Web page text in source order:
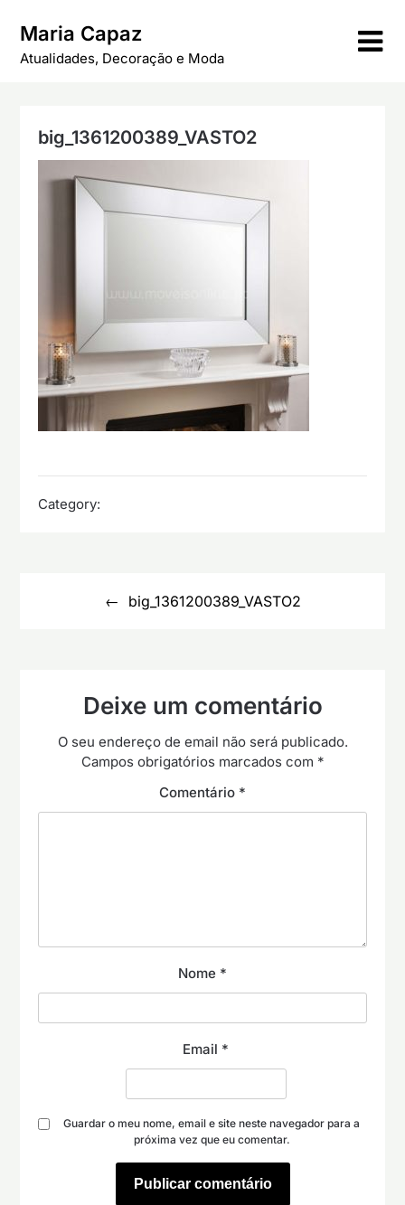
content
Maria Capaz
Atualidades, Decoração e Moda
big_1361200389_VASTO2
Category:
big_1361200389_VASTO2
Deixe um comentário
O seu endereço de email não será publicado.
Campos obrigatórios marcados com *
Comentário *
Nome *
Email *
Guardar o meu nome, email e site neste navegador para a
próxima vez que eu comentar.